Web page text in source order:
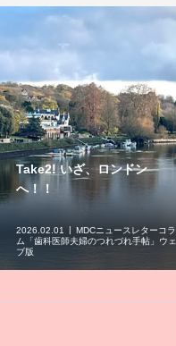
Take2! いざ、ロンドン
へ！！
2026.02.01
MDCニュースレターコラ
ム「歯科医師夫婦のつれづれ手帖」ウェ
ブ版